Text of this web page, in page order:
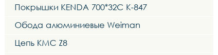
Покрышки KENDA 700*32C K-847
Обода алюминиевые Weiman
Цепь KMC Z8